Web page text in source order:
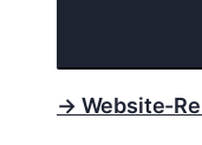
→ Website-